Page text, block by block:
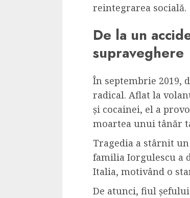
reintegrarea socială.
De la un
supraveghere
În septembrie 2019,
radical. Aflat la
și cocainei, el a
moartea unui tânăr
Tragedia a stârnit
familia Iorgulescu a
Italia, motivând o
De atunci, fiul